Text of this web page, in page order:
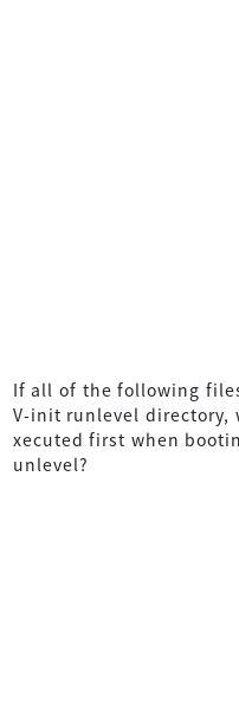
If all of the following
V-init runlevel
xecuted first when
unlevel?